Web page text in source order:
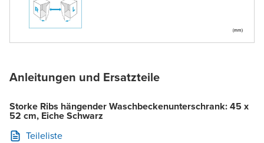
Anleitungen und Ersatzteile
Storke Ribs hängender Waschbeckenunterschrank: 45 x
52 cm, Eiche Schwarz
Teileliste